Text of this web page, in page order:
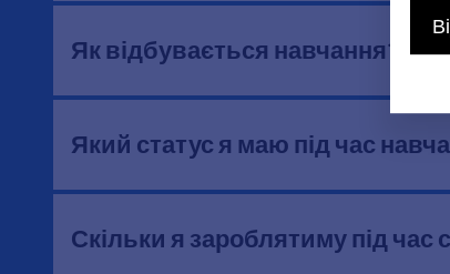
Як відбувається навчання?
Який статус я маю під час
Скільки я зароблятиму під час